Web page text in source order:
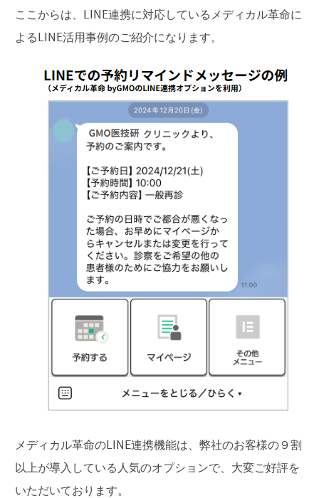
ここからは、LINE連携に対応しているメディカル革命に
よるLINE活用事例のご紹介になります。
メディカル革命のLINE連携機能は、弊社のお客様の９割
以上が導入している人気のオプションで、大変ご好評を
いただいております。